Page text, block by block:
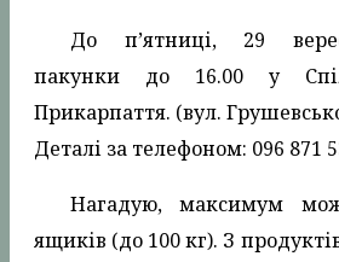
До п’ятниці, 29
пакунки до 16.00 у
Прикарпаття. (вул.
Деталі за телефоном: 096 871
Нагадую, максимум
ящиків (до 100 кг). З